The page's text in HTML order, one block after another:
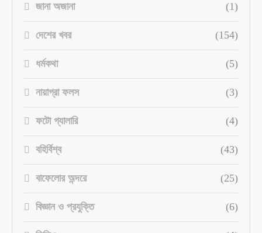
জানা অজানা (1)
দেশের খবর (154)
ধর্মকথা (5)
নায়াগ্রা ফলস (3)
ফটো গ্যালারি (4)
বহির্বিশ্ব (43)
বাফেলোর অন্দরে (25)
বিজ্ঞান ও প্রযুক্তি (6)